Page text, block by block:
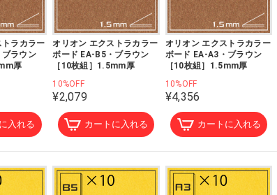
ラカラー
ラウン
厚
入れる
オリオン エクストラカラー
ボード EA-B5・ブラウン
［10枚組］1.5mm厚
10%OFF
¥2,079
カートに入れる
オリオン エクストラカラー
ボード EA-A3・ブラウン
［10枚組］1.5mm厚
10%OFF
¥4,356
カートに入れる